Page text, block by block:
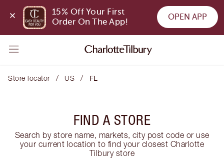
15% Off Your First
Order On The App!
OPEN APP
Store locator / US / FL
FIND A STORE
Search by store name, markets, city post code or use
your current location to find your closest Charlotte
Tilbury store